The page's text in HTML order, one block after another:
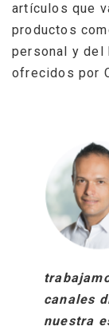
artículos que
productos
personal y del
ofrecidos por
canales
nuestra